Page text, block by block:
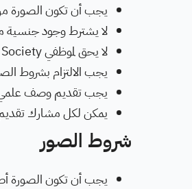
يجب أن تكون الصورة
لا يشترط وجود جنسية
لا يحق لموظفي The Royal Society أو أفراد عائلاتهم أو الجهات المرتبطة بإدارة المسابقة المشاركة.
يجب الالتزام بشروط
يجب تقديم وصف علمي للصورة لا يقل عن 150
يمكن لكل مشارك تقديم ما يصل إلى 20 صورة، ويجب
شروط الصور
يجب أن تكون الصورة